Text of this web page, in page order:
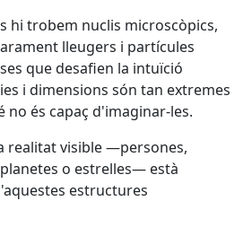
hi trobem nuclis microscòpics,
lleugers i partícules
que desafien la intuïció
i dimensions són tan extremes
no és capaç d'imaginar-les.
realitat visible —persones,
o estrelles— està
estructures